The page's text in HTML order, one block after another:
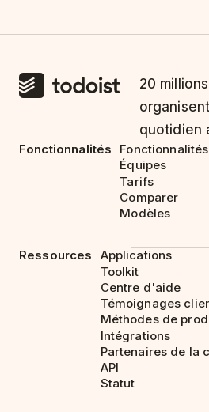
20
quotidien
Fonctionnalités
Fonctionnalités
Équipes
Tarifs
Comparer
Modèles
Ressources
Applications
Toolkit
Centre d'aide
Témoignages
Méthodes de
Intégrations
Partenaires de la
API
Statut